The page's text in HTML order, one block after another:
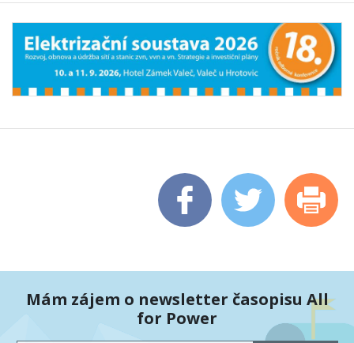
Mám zájem o newsletter časopisu All
for Power